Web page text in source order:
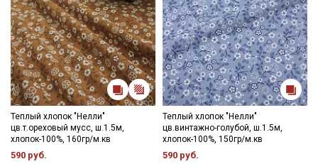
Теплый хлопок "Нелли"
цв.т.ореховый мусс, ш.1.5м,
хлопок-100%, 160гр/м.кв
590 руб.
Теплый хлопок "Нелли"
цв.винтажно-голубой, ш.1.5м,
хлопок-100%, 150гр/м.кв
590 руб.
Ознакомлен(а) сПолитикой обработки персональных
данныхи даюСогласие на обработку персональных
данных
ДаюСогласие на получение рекламных и
информационных рассылок